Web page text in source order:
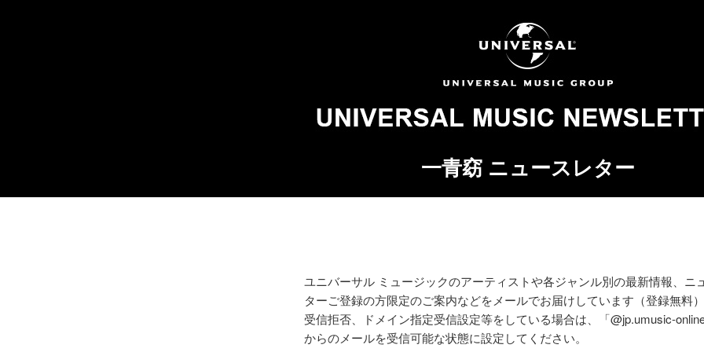
一青窈 ニュースレター
ユニバーサル ミュージックのアーティストや各ジャンル別の最新情報、ニ
ターご登録の方限定のご案内などをメールでお届けしています（登録無料）
受信拒否、ドメイン指定受信設定等をしている場合は、「@jp.umusic-
からのメールを受信可能な状態に設定してください。